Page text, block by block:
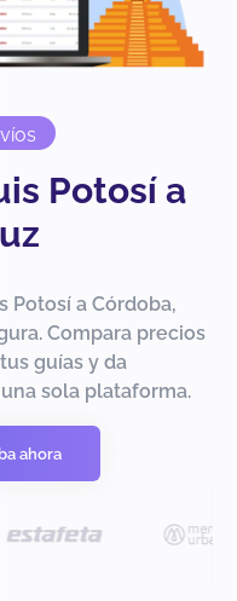
Potosí a
Potosí a Córdoba,
Compara precios
guías y da
sola plataforma.
ahora